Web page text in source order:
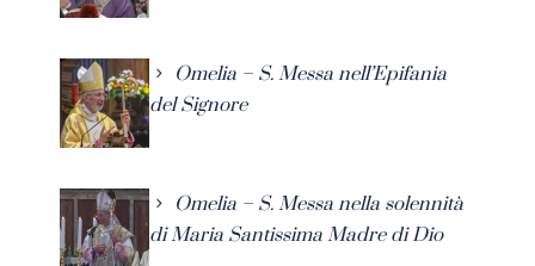
Omelia – S. Messa nell’Epifania
del Signore
Omelia – S. Messa nella solennità
di Maria Santissima Madre di Dio